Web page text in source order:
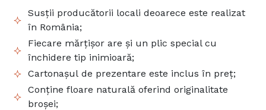
Susții producătorii locali deoarece este realizat
în România;
Fiecare mărțișor are și un plic special cu
închidere tip inimioară;
Cartonașul de prezentare este inclus în preț;
Conține floare naturală oferind originalitate
broșei;